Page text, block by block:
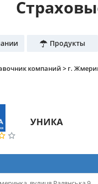
Продукты
компаний > г.
УНИКА